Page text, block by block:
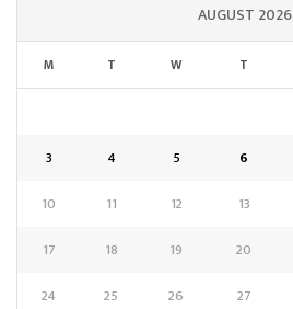
AUGUST 2026
M T W T
3
4 5 6
10
11 12 13
17
18 19 20
24
25 26 27